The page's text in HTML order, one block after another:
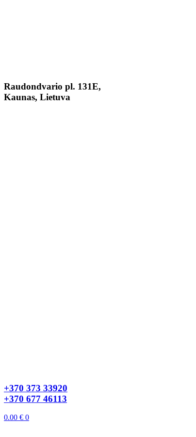
Raudondvario pl. 131E,
Kaunas, Lietuva
+370 373 33920
+370 677 46113
0.00 € 0